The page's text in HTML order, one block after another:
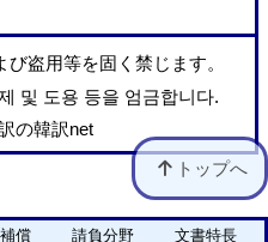
トップへ
盗用等を固く禁じます。
및 도용 등을 엄금합니다.
の韓訳net
償 請負分野 文書特長